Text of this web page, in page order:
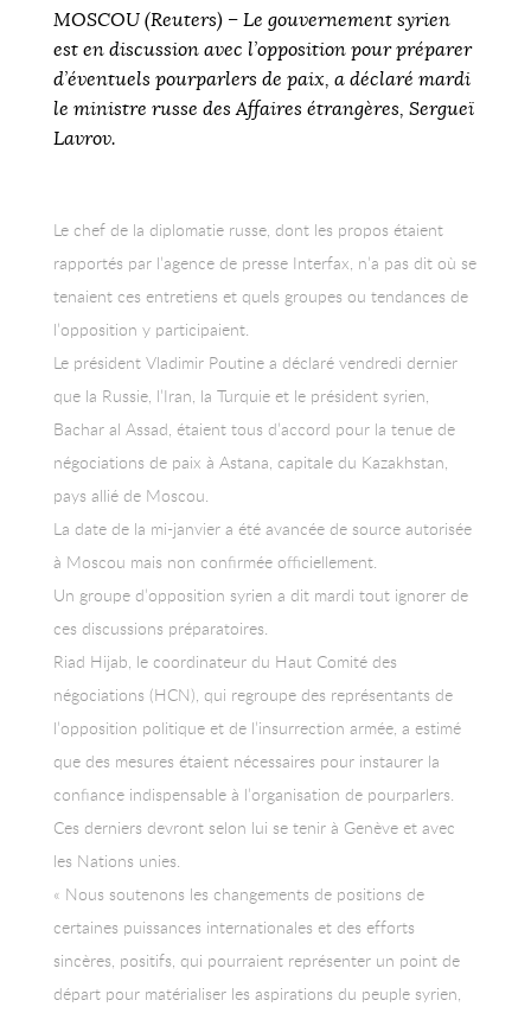
MOSCOU (Reuters) – Le gouvernement syrien
est en discussion avec l’opposition pour préparer
d’éventuels pourparlers de paix, a déclaré mardi
le ministre russe des Affaires étrangères, Sergueï
Lavrov.
Le chef de la diplomatie russe, dont les propos étaient
rapportés par l’agence de presse Interfax, n’a pas dit où se
tenaient ces entretiens et quels groupes ou tendances de
l’opposition y participaient.
Le président Vladimir Poutine a déclaré vendredi dernier
que la Russie, l’Iran, la Turquie et le président syrien,
Bachar al Assad, étaient tous d’accord pour la tenue de
négociations de paix à Astana, capitale du Kazakhstan,
pays allié de Moscou.
La date de la mi-janvier a été avancée de source autorisée
à Moscou mais non confirmée officiellement.
Un groupe d’opposition syrien a dit mardi tout ignorer de
ces discussions préparatoires.
Riad Hijab, le coordinateur du Haut Comité des
négociations (HCN), qui regroupe des représentants de
l’opposition politique et de l’insurrection armée, a estimé
que des mesures étaient nécessaires pour instaurer la
confiance indispensable à l’organisation de pourparlers.
Ces derniers devront selon lui se tenir à Genève et avec
les Nations unies.
« Nous soutenons les changements de positions de
certaines puissances internationales et des efforts
sincères, positifs, qui pourraient représenter un point de
départ pour matérialiser les aspirations du peuple syrien,